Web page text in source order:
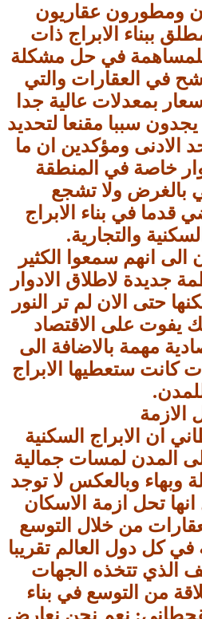
ومطورون عقاريون
ببناء الابراج ذات
للمساهمة في حل مشكلة
في العقارات والتي
بمعدلات عالية جدا
سببا مقنعا لتحديد
الادنى ومؤكدين ان ما
خاصة في المنطقة
بالغرض ولا تشجع
قدما في بناء الابراج
والتجارية.
انهم سمعوا الكثير
لاطلاق الادوار
حتى الان لم تر النور
يفوت على الاقتصاد
مهمة بالاضافة الى
كانت ستعطيها الابراج
الازمة
ان الابراج السكنية
المدن لمسات جمالية
وبهاء وبالعكس لا توجد
انها تحل ازمة الاسكان
من خلال التوسع
كل دول العالم تقريبا
الذي تتخذه الجهات
من التوسع في بناء
نعم نحن نعارض